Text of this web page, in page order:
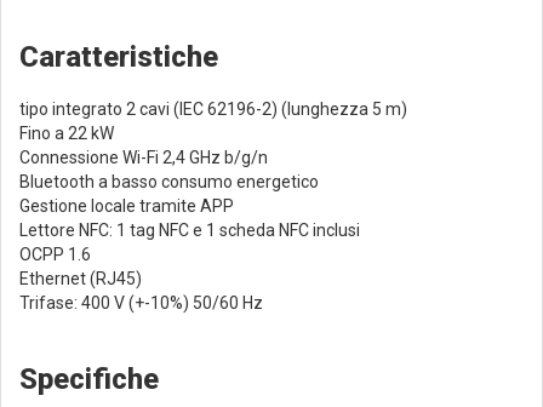
Caratteristiche
tipo integrato 2 cavi (IEC 62196-2) (lunghezza 5 m)
Fino a 22 kW
Connessione Wi-Fi 2,4 GHz b/g/n
Bluetooth a basso consumo energetico
Gestione locale tramite APP
Lettore NFC: 1 tag NFC e 1 scheda NFC inclusi
OCPP 1.6
Ethernet (RJ45)
Trifase: 400 V (+-10%) 50/60 Hz
Specifiche